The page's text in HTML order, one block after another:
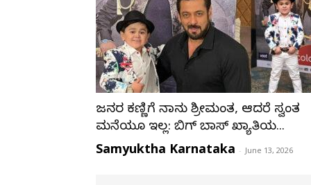
ಜನರ ಕಣ್ಣಿಗೆ ನಾನು ಶ್ರೀಮಂತ, ಆದರೆ ಸ್ವಂತ
ಮನೆಯೂ ಇಲ್ಲ: ಬಿಗ್ ಬಾಸ್ ಖ್ಯಾತಿಯ...
Samyuktha Karnataka - June 13, 2026